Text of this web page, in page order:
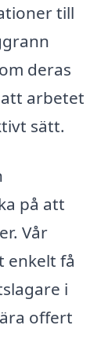
till
deras
arbetet
sätt.
på att
Vår
enkelt få
i
offert